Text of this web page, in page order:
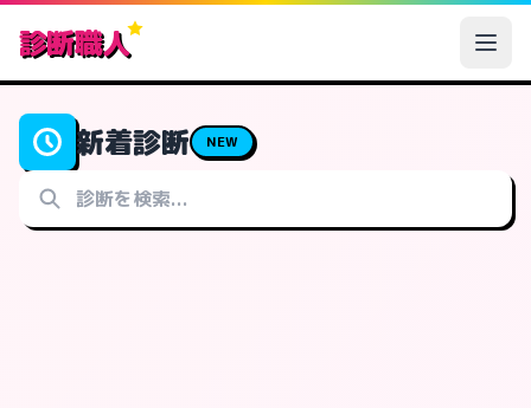
診断職人
新着診断 NEW